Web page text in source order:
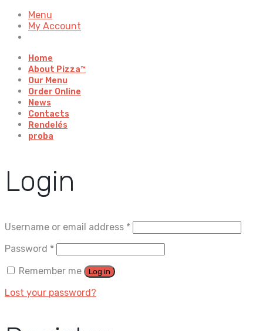
Menu
My Account
Home
About Pizza™
Our Menu
Order Online
News
Contacts
Rendelés
proba
Login
Username or email address *
Password *
Remember me
Log in
Lost your password?